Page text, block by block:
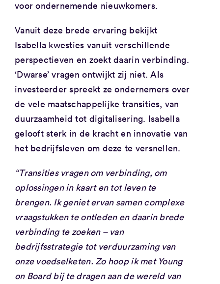
voor ondernemende nieuwkomers.
Vanuit deze brede ervaring bekijkt
Isabella kwesties vanuit verschillende
perspectieven en zoekt daarin verbinding.
‘Dwarse’ vragen ontwijkt zij niet. Als
investeerder spreekt ze ondernemers over
de vele maatschappelijke transities, van
duurzaamheid tot digitalisering. Isabella
gelooft sterk in de kracht en innovatie van
het bedrijfsleven om deze te versnellen.
“Transities vragen om verbinding, om
oplossingen in kaart en tot leven te
brengen. Ik geniet ervan samen complexe
vraagstukken te ontleden en daarin brede
verbinding te zoeken – van
bedrijfsstrategie tot verduurzaming van
onze voedselketen. Zo hoop ik met Young
on Board bij te dragen aan de wereld van